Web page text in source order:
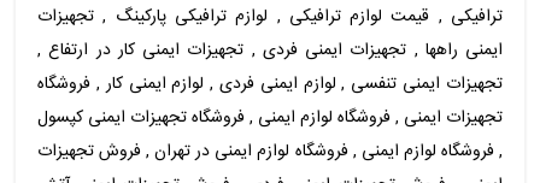
ترافیکی , قیمت لوازم ترافیکی , لوازم ترافیکی پارکینگ , تجهیزات
ایمنی راهها , تجهیزات ایمنی فردی , تجهیزات ایمنی کار در ارتفاع ,
تجهیزات ایمنی تنفسی , لوازم ایمنی فردی , لوازم ایمنی کار , فروشگاه
تجهیزات ایمنی , فروشگاه لوازم ایمنی , فروشگاه تجهیزات ایمنی کپسول
, فروشگاه لوازم ایمنی , فروشگاه لوازم ایمنی در تهران , فروش تجهیزات